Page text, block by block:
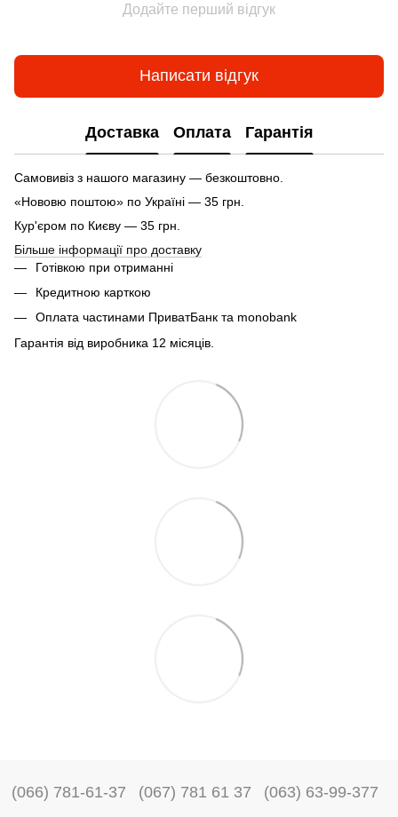
Додайте перший відгук
Написати відгук
Доставка Оплата Гарантія
Самовивіз з нашого магазину — безкоштовно.
«Нововю поштою» по Україні — 35 грн.
Кур'єром по Києву — 35 грн.
Більше інформації про доставку
Готівкою при отриманні
Кредитною карткою
Оплата частинами ПриватБанк та monobank
Гарантія від виробника 12 місяців.
(066) 781-61-37 (067) 781 61 37 (063) 63-99-377